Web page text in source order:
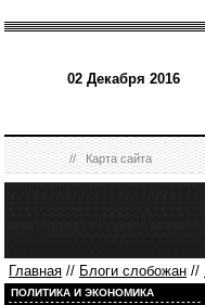
02 Декабря 2016
//Карта сайта
Главная // Блоги слобожан //
ПОЛИТИКА И ЭКОНОМИКА